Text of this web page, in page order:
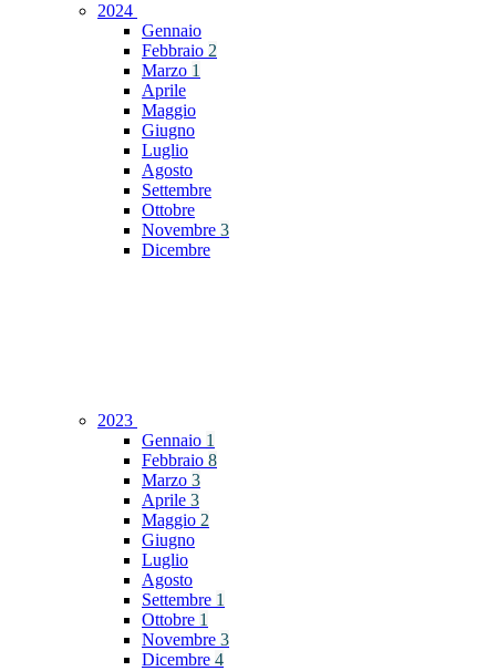
2024
Gennaio
Febbraio 2
Marzo 1
Aprile
Maggio
Giugno
Luglio
Agosto
Settembre
Ottobre
Novembre 3
Dicembre
2023
Gennaio 1
Febbraio 8
Marzo 3
Aprile 3
Maggio 2
Giugno
Luglio
Agosto
Settembre 1
Ottobre 1
Novembre 3
Dicembre 4